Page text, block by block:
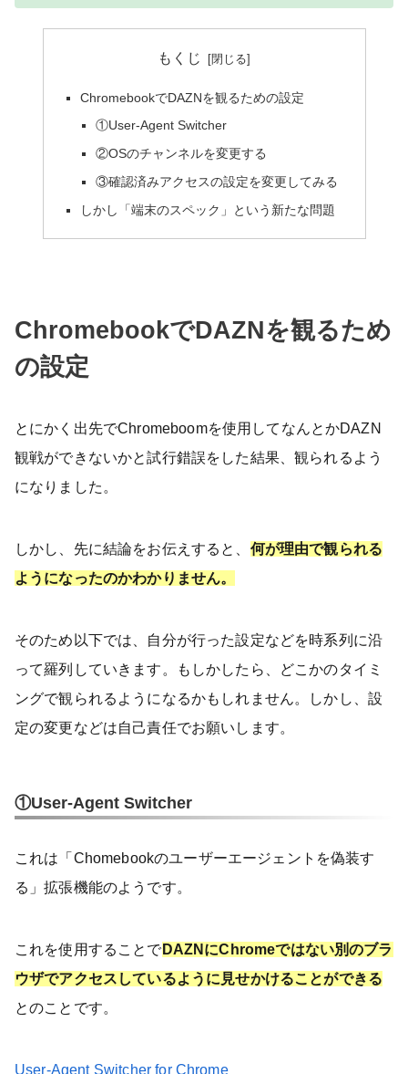
もくじ
ChromebookでDAZNを観るための設定
①User-Agent Switcher
②OSのチャンネルを変更する
③確認済みアクセスの設定を変更してみる
しかし「端末のスペック」という新たな問題
ChromebookでDAZNを観るため
の設定
とにかく出先でChromeboomを使用してなんとかDAZN
観戦ができないかと試行錯誤をした結果、観られるよう
になりました。
しかし、先に結論をお伝えすると、 何が理由で観られる
ようになったのかわかりません。
そのため以下では、自分が行った設定などを時系列に沿
って羅列していきます。もしかしたら、どこかのタイミ
ングで観られるようになるかもしれません。しかし、設
定の変更などは自己責任でお願いします。
①User-Agent Switcher
これは「Chomebookのユーザーエージェントを偽装す
る」拡張機能のようです。
これを使用することでDAZNにChromeではない別のブラ
ウザでアクセスしているように見せかけることができる
とのことです。
User-Agent Switcher for Chrome